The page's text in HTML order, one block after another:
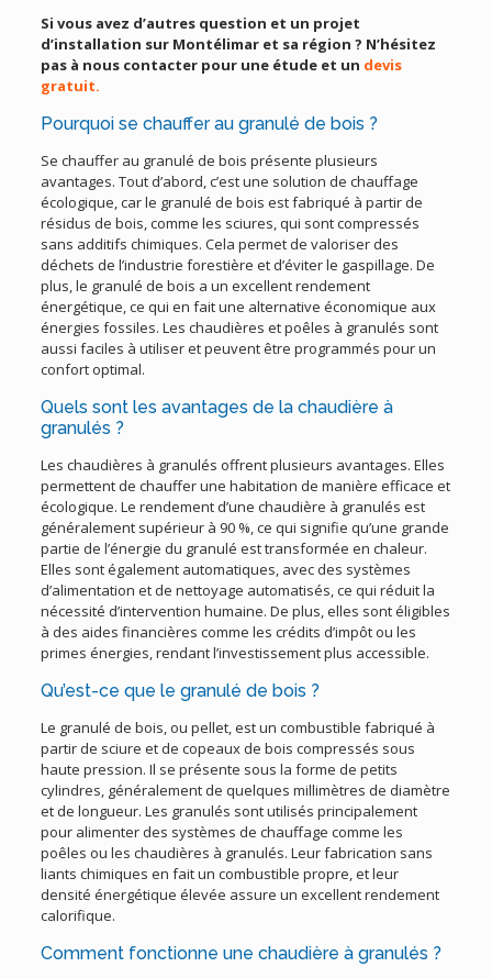
Si vous avez d’autres question et un projet
d’installation sur Montélimar et sa région ? N’hésitez
pas à nous contacter pour une étude et un devis
gratuit.
Pourquoi se chauffer au granulé de bois ?
Se chauffer au granulé de bois présente plusieurs
avantages. Tout d’abord, c’est une solution de chauffage
écologique, car le granulé de bois est fabriqué à partir de
résidus de bois, comme les sciures, qui sont compressés
sans additifs chimiques. Cela permet de valoriser des
déchets de l’industrie forestière et d’éviter le gaspillage. De
plus, le granulé de bois a un excellent rendement
énergétique, ce qui en fait une alternative économique aux
énergies fossiles. Les chaudières et poêles à granulés sont
aussi faciles à utiliser et peuvent être programmés pour un
confort optimal.
Quels sont les avantages de la chaudière à
granulés ?
Les chaudières à granulés offrent plusieurs avantages. Elles
permettent de chauffer une habitation de manière efficace et
écologique. Le rendement d’une chaudière à granulés est
généralement supérieur à 90 %, ce qui signifie qu’une grande
partie de l’énergie du granulé est transformée en chaleur.
Elles sont également automatiques, avec des systèmes
d’alimentation et de nettoyage automatisés, ce qui réduit la
nécessité d’intervention humaine. De plus, elles sont éligibles
à des aides financières comme les crédits d’impôt ou les
primes énergies, rendant l’investissement plus accessible.
Qu’est-ce que le granulé de bois ?
Le granulé de bois, ou pellet, est un combustible fabriqué à
partir de sciure et de copeaux de bois compressés sous
haute pression. Il se présente sous la forme de petits
cylindres, généralement de quelques millimètres de diamètre
et de longueur. Les granulés sont utilisés principalement
pour alimenter des systèmes de chauffage comme les
poêles ou les chaudières à granulés. Leur fabrication sans
liants chimiques en fait un combustible propre, et leur
densité énergétique élevée assure un excellent rendement
calorifique.
Comment fonctionne une chaudière à granulés ?